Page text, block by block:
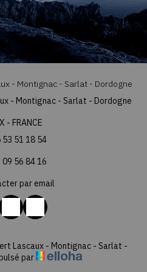
- Montignac - Sarlat - Dordogne
- Montignac - Sarlat - Dordogne
- FRANCE
53 51 18 54
09 56 84 16
par email
Lascaux - Montignac - Sarlat -
par